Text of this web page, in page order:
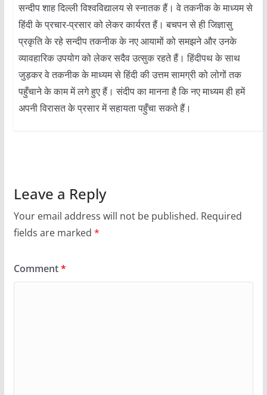
सन्दीप शाह दिल्ली विश्वविद्यालय से स्नातक हैं। वे तकनीक के माध्यम से
हिंदी के प्रचार-प्रसार को लेकर कार्यरत हैं। बचपन से ही जिज्ञासु
प्रकृति के रहे सन्दीप तकनीक के नए आयामों को समझने और उनके
व्यावहारिक उपयोग को लेकर सदैव उत्सुक रहते हैं। हिंदीपथ के साथ
जुड़कर वे तकनीक के माध्यम से हिंदी की उत्तम सामग्री को लोगों तक
पहुँचाने के काम में लगे हुए हैं। संदीप का मानना है कि नए माध्यम ही हमें
अपनी विरासत के प्रसार में सहायता पहुँचा सकते हैं।
Leave a Reply
Your email address will not be published. Required
fields are marked *
Comment*